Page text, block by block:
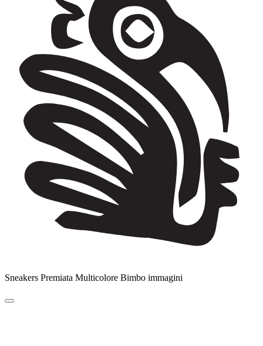
Sneakers Premiata Multicolore Bimbo immagini